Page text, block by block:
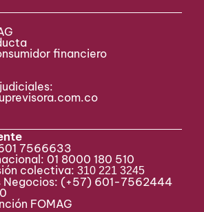
financiero
7566633
01 8000 180 510
colectiva:310 221 3245
Negocios: (+57) 601-7562444
FOMAG